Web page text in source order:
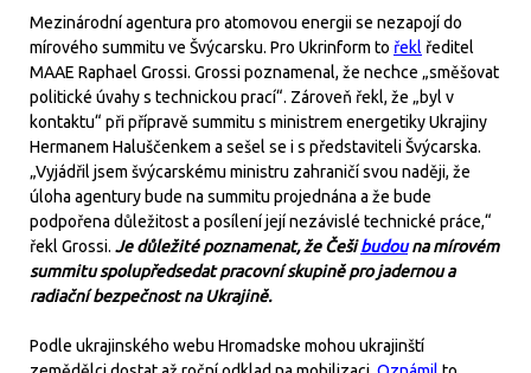
Mezinárodní agentura pro atomovou energii se nezapojí do
mírového summitu ve Švýcarsku. Pro Ukrinform to řekl ředitel
MAAE Raphael Grossi. Grossi poznamenal, že nechce „směšovat
politické úvahy s technickou prací“. Zároveň řekl, že „byl v
kontaktu“ při přípravě summitu s ministrem energetiky Ukrajiny
Hermanem Haluščenkem a sešel se i s představiteli Švýcarska.
„Vyjádřil jsem švýcarskému ministru zahraničí svou naději, že
úloha agentury bude na summitu projednána a že bude
podpořena důležitost a posílení její nezávislé technické práce,“
řekl Grossi. Je důležité poznamenat, že Češibudouna mírovém
summitu spolupředsedat pracovní skupině pro jadernou a
radiační bezpečnost na Ukrajině.
Podle ukrajinského webu Hromadske mohou ukrajinští